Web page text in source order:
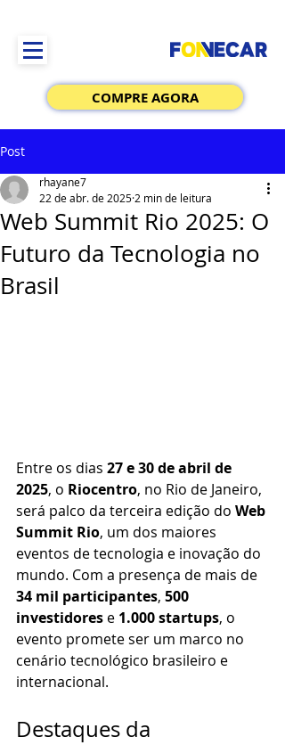
COMPRE AGORA
Post
Web Summit Rio 2025: O
Futuro da Tecnologia no
Brasil
rhayane7
22 de abr. de 2025 2 min de leitura
Entre os dias 27 e 30 de abril de
2025, o Riocentro, no Rio de Janeiro,
será palco da terceira edição do Web
Summit Rio, um dos maiores
eventos de tecnologia e inovação do
mundo. Com a presença de mais de
34 mil participantes, 500
investidores e 1.000 startups, o
evento promete ser um marco no
cenário tecnológico brasileiro e
internacional.​
Destaques da